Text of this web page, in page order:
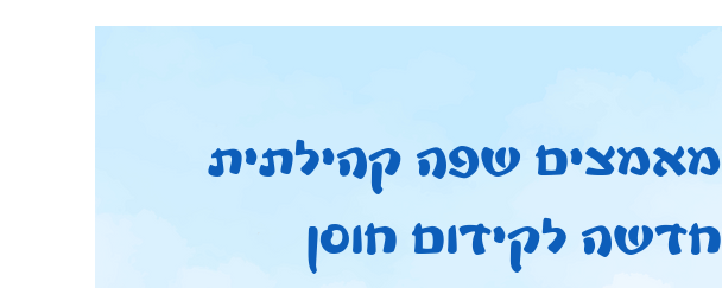
מאמצים שפה קהילתית
חדשה לקידום חוסן